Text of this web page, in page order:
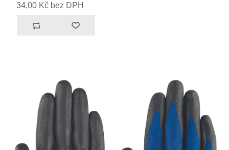
34,00 Kč bez DPH